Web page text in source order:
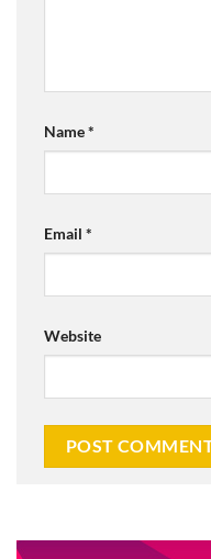
Name*
Email *
Website